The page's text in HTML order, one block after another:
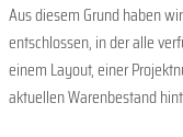
Aus diesem Grund haben
entschlossen, in der alle
einem Layout, einer
aktuellen Warenbestand